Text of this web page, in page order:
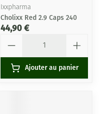
Ixxpharma
Cholixx Red 2.9 Caps 240
44,90 €
Ajouter au panier